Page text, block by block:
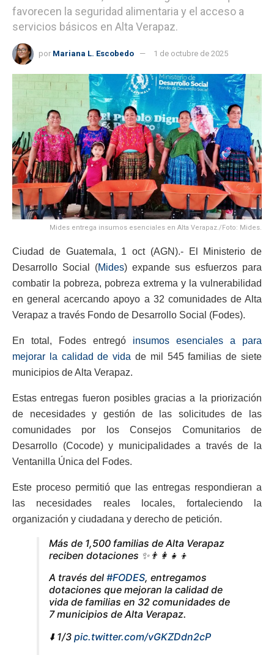
favorecen la seguridad alimentaria y el acceso a
servicios básicos en Alta Verapaz.
por Mariana L. Escobedo 1 de octubre de 2025
Mides entrega insumos esenciales en Alta Verapaz./Foto: Mides.
Ciudad de Guatemala, 1 oct (AGN).- El Ministerio de
Desarrollo Social (Mides) expande sus esfuerzos para
combatir la pobreza, pobreza extrema y la vulnerabilidad
en general acercando apoyo a 32 comunidades de Alta
Verapaz a través Fondo de Desarrollo Social (Fodes).
En total, Fodes entregó insumos esenciales a para
mejorar la calidad de vida de mil 545 familias de siete
municipios de Alta Verapaz.
Estas entregas fueron posibles gracias a la priorización
de necesidades y gestión de las solicitudes de las
comunidades por los Consejos Comunitarios de
Desarrollo (Cocode) y municipalidades a través de la
Ventanilla Única del Fodes.
Este proceso permitió que las entregas respondieran a
las necesidades reales locales, fortaleciendo la
organización y ciudadana y derecho de petición.
Más de 1,500 familias de Alta Verapaz
reciben dotaciones ✨👨‍👩‍👧‍👦
A través del #FODES, entregamos
dotaciones que mejoran la calidad de
vida de familias en 32 comunidades de
7 municipios de Alta Verapaz.
⬇️ 1/3 pic.twitter.com/vGKZDdn2cP